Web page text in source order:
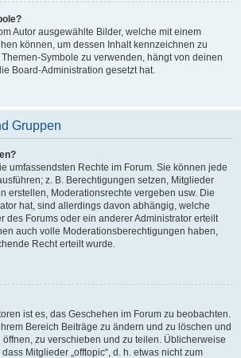
Autor ausgewählte Bilder, welche mit einem
können, um dessen Inhalt kennzeichnen zu
Symbole zu verwenden, hängt von deinen
Board-Administration gesetzt hat.
Gruppen
umfassendsten Rechte im Forum. Sie können jede
z. B. Berechtigungen setzen, Mitglieder
erstellen, Moderationsrechte vergeben usw. Die
hat, sind allerdings davon abhängig, welche
des Forums oder ein anderer Administrator erteilt
auch volle Moderationsberechtigungen haben,
Recht erteilt wurde.
ist es, das Geschehen im Forum zu beobachten.
Bereich Beiträge zu ändern und zu löschen und
zu verschieben und zu teilen. Üblicherweise
Mitglieder „offtopic“, d. h. etwas nicht zum